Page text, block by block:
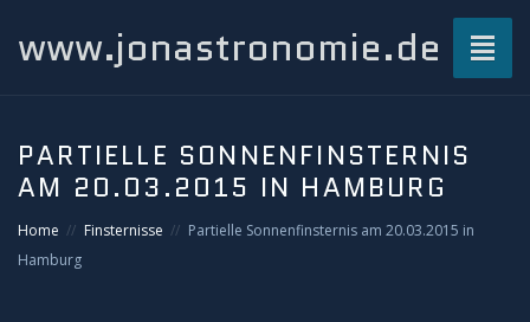
www.jonastronomie.de
Beiträge
PARTIELLE SONNENFINSTERNIS
AM 20.03.2015 IN HAMBURG
Home Finsternisse
Partielle Sonnenfinsternis am 20.03.2015 in
Hamburg